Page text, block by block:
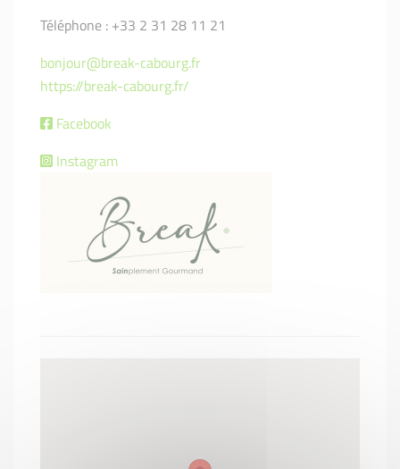
Téléphone : +33 2 31 28 11 21
bonjour@break-cabourg.fr
https://break-cabourg.fr/
Facebook
Instagram